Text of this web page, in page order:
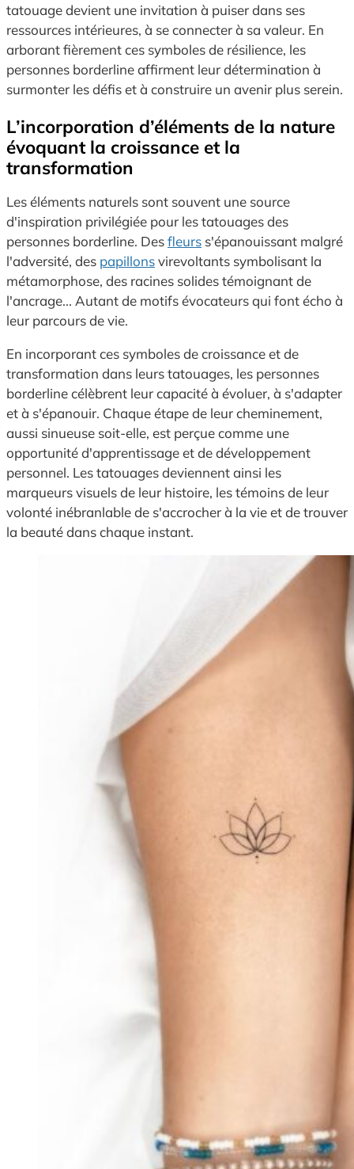
tatouage devient une invitation à puiser dans ses
ressources intérieures, à se connecter à sa valeur. En
arborant fièrement ces symboles de résilience, les
personnes borderline affirment leur détermination à
surmonter les défis et à construire un avenir plus serein.
L’incorporation d’éléments de la nature
évoquant la croissance et la
transformation
Les éléments naturels sont souvent une source
d'inspiration privilégiée pour les tatouages des
personnes borderline. Desfleurs s'épanouissant malgré
l'adversité, des papillonsvirevoltants symbolisant la
métamorphose, des racines solides témoignant de
l'ancrage... Autant de motifs évocateurs qui font écho à
leur parcours de vie.
En incorporant ces symboles de croissance et de
transformation dans leurs tatouages, les personnes
borderline célèbrent leur capacité à évoluer, à s'adapter
et à s'épanouir. Chaque étape de leur cheminement,
aussi sinueuse soit-elle, est perçue comme une
opportunité d'apprentissage et de développement
personnel. Les tatouages deviennent ainsi les
marqueurs visuels de leur histoire, les témoins de leur
volonté inébranlable de s'accrocher à la vie et de trouver
la beauté dans chaque instant.